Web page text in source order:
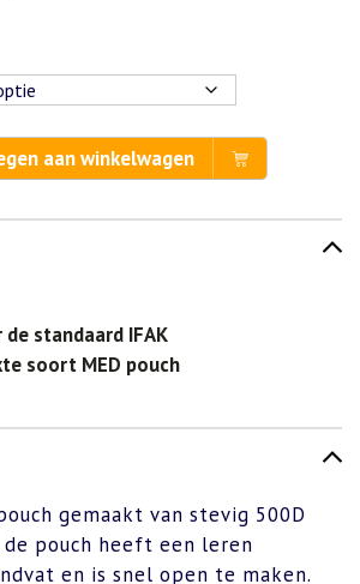
aan winkelwagen
standaard IFAK
soort MED pouch
gemaakt van stevig 500D
pouch heeft een leren
en is snel open te maken.